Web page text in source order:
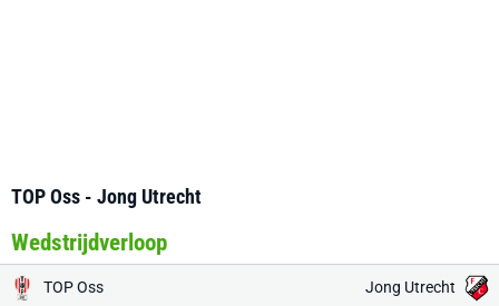
TOP Oss - Jong Utrecht
Wedstrijdverloop
TOP Oss Jong Utrecht